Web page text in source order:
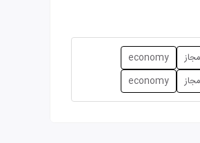
economy
economy